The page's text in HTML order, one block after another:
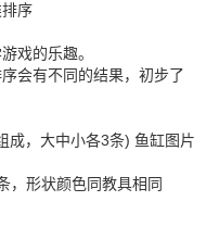
序
戏的乐趣。
会有不同的结果，初步了
，大中小各3条) 鱼缸图片
形状颜色同教具相同